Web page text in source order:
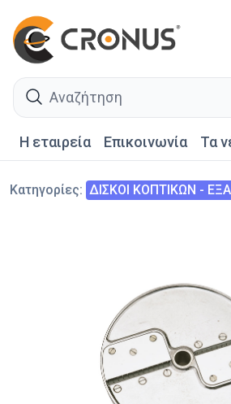
search
Η εταιρεία Επικοινωνία Τα
Κατηγορίες: ΔΙΣΚΟΙ ΚΟΠΤΙΚΩΝ -